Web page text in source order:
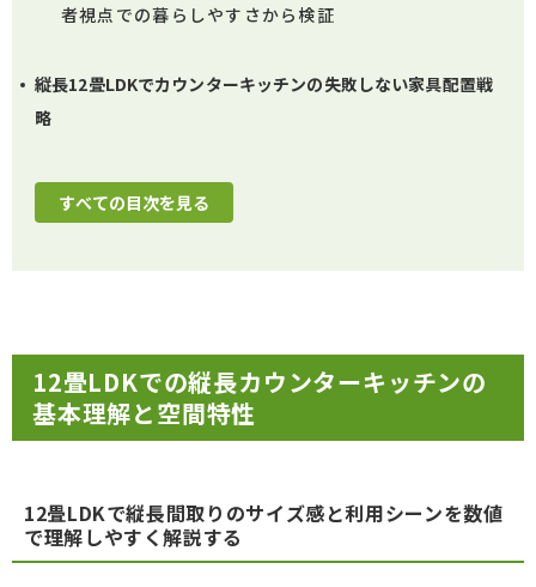
者視点での暮らしやすさから検証
縦長12畳LDKでカウンターキッチンの失敗しない家具配置戦
略
すべての目次を見る
12畳LDKでの縦長カウンターキッチンの
基本理解と空間特性
12畳LDKで縦長間取りのサイズ感と利用シーンを数値
で理解しやすく解説する